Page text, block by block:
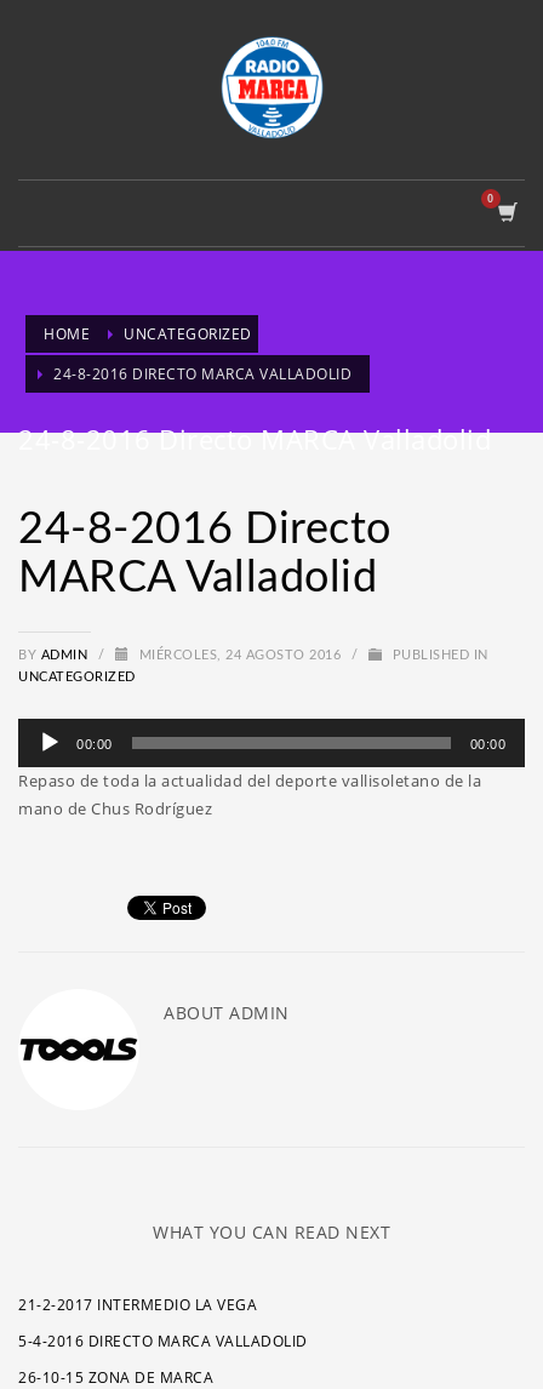
HOME
UNCATEGORIZED
24-8-2016 DIRECTO MARCA VALLADOLID
24-8-2016 Directo MARCA Valladolid
24-8-2016 Directo
MARCA Valladolid
BY ADMIN / MIÉRCOLES, 24 AGOSTO 2016 /
PUBLISHED IN
UNCATEGORIZED
Reproductor
audio
00:00 00:00
Repaso de toda la actualidad del deporte vallisoletano de la
mano de Chus Rodríguez
ABOUT ADMIN
WHAT YOU CAN READ NEXT
21-2-2017 INTERMEDIO LA VEGA
5-4-2016 DIRECTO MARCA VALLADOLID
26-10-15 ZONA DE MARCA